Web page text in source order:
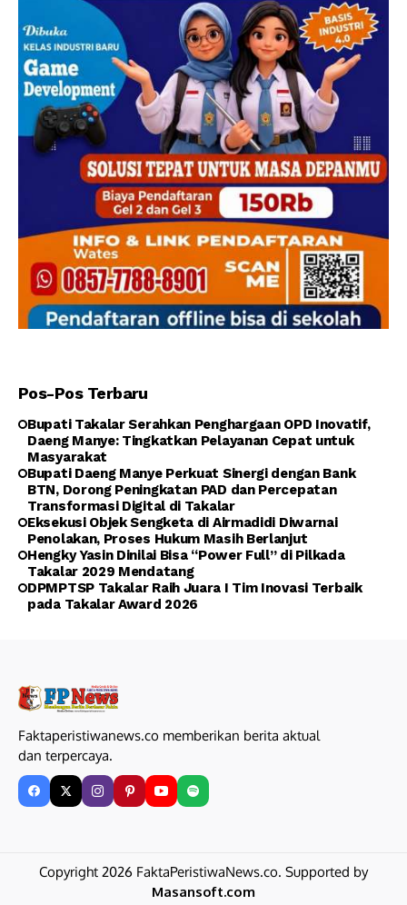
Pos-Pos Terbaru
Bupati Takalar Serahkan Penghargaan OPD Inovatif,
Daeng Manye: Tingkatkan Pelayanan Cepat untuk
Masyarakat
Bupati Daeng Manye Perkuat Sinergi dengan Bank
BTN, Dorong Peningkatan PAD dan Percepatan
Transformasi Digital di Takalar
Eksekusi Objek Sengketa di Airmadidi Diwarnai
Penolakan, Proses Hukum Masih Berlanjut
Hengky Yasin Dinilai Bisa “Power Full” di Pilkada
Takalar 2029 Mendatang
DPMPTSP Takalar Raih Juara I Tim Inovasi Terbaik
pada Takalar Award 2026
Faktaperistiwanews.co memberikan berita aktual
dan terpercaya.
Copyright 2026 FaktaPeristiwaNews.co. Supported by
Masansoft.com